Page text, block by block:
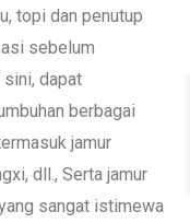
topi dan penutup
sebelum
sini, dapat
berbagai
jamur
dll., Serta jamur
sangat istimewa